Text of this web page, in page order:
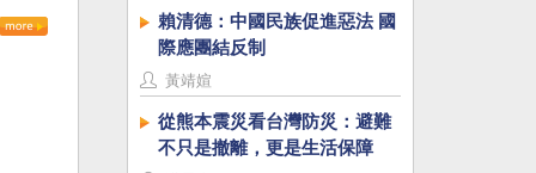
賴清德：中國民族促進惡法 國
際應團結反制
黃靖媗
從熊本震災看台灣防災：避難
不只是撤離，更是生活保障